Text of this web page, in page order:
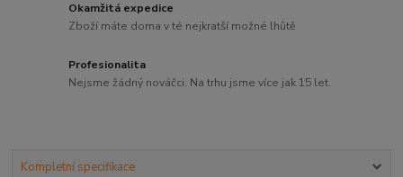
Okamžitá expedice
Zboží máte doma v té nejkratší možné lhůtě
Profesionalita
Nejsme žádný nováčci. Na trhu jsme více jak 15 let.
Kompletní specifikace